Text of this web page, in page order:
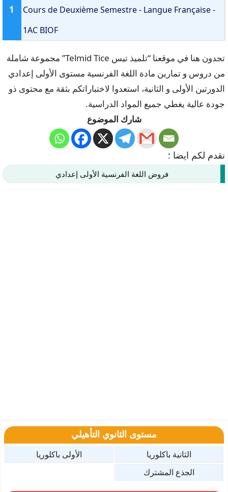
1
Cours de Deuxième Semestre - Langue Française -
1AC BIOF
تجدون هنا في موقعنا “تلميذ تيس Telmid Tice” مجموعة شاملة
من دروس و تمارين مادة اللغة الفرنسية مستوى الأولى إعدادي
الدورتين الأولى و الثانية، استعدوا لاختباراتكم بثقة مع محتوى ذو
جودة عالية يغطي جميع المواد الدراسية.
شارك الموضوع
نقدم لكم ايضا :
فروض اللغة الفرنسية الأولى إعدادي
مستوى الثانوي التأهيلي
الثانية باكلوريا
الأولى باكلوريا
الجذع المشترك